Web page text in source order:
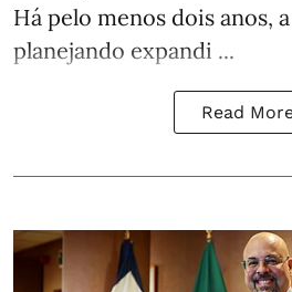
Há pelo menos dois anos,
planejando expandi ...
Read